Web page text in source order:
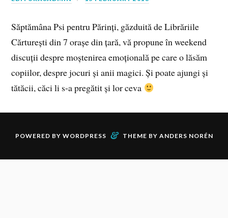
Săptămâna Psi pentru Părinți, găzduită de Librăriile
Cărturești din 7 orașe din țară, vă propune în weekend
discuții despre moștenirea emoțională pe care o lăsăm
copiilor, despre jocuri și anii magici. Și poate ajungi și
tătăcii, căci li s-a pregătit și lor ceva
POWERED BY WORDPRESS & THEME BY ANDERS NORÉN